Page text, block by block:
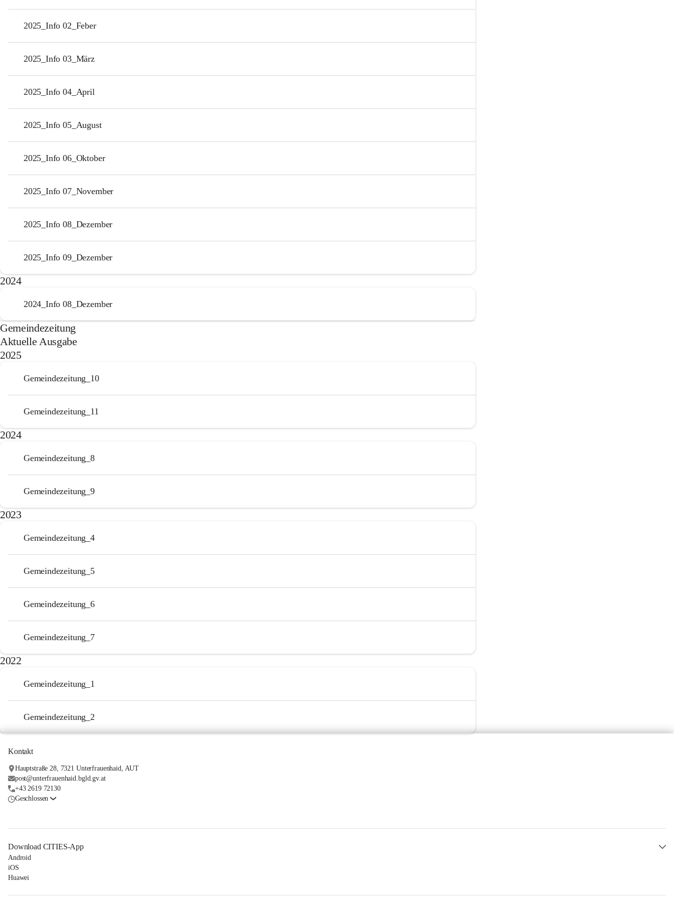
2025_Info 02_Feber
2025_Info 03_März
2025_Info 04_April
2025_Info 05_August
2025_Info 06_Oktober
2025_Info 07_November
2025_Info 08_Dezember
2025_Info 09_Dezember
2024
2024_Info 08_Dezember
Gemeindezeitung
Aktuelle Ausgabe
2025
Gemeindezeitung_10
Gemeindezeitung_11
2024
Gemeindezeitung_8
Gemeindezeitung_9
2023
Gemeindezeitung_4
Gemeindezeitung_5
Gemeindezeitung_6
Gemeindezeitung_7
2022
Gemeindezeitung_1
Gemeindezeitung_2
Kontakt
Hauptstraße 28, 7321 Unterfrauenhaid, AUT
post@unterfrauenhaid.bgld.gv.at
+43 2619 72130
Geschlossen
Download CITIES-App
Android
iOS
Huawei